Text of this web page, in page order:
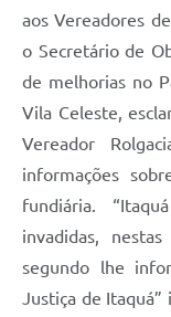
aos Vereadores
o Secretário de
de melhorias no
Vila Celeste,
Vereador
informações
fundiária.
invadidas,
segundo lhe
Justiça de